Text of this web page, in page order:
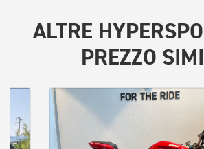
ALTRE
PREZZO